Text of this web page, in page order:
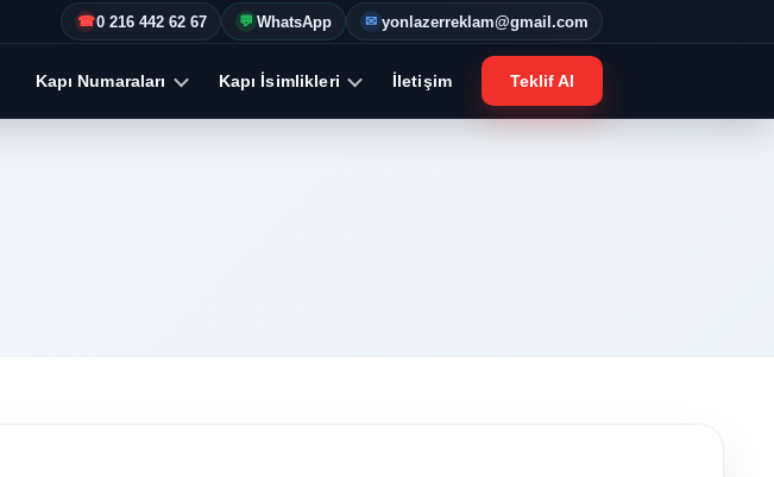
☎0 216 442 62 67 💬 WhatsApp ✉ yonlazerreklam@gmail.com
Kapı Numaraları Kapı İsimlikleri İletişim Teklif Al